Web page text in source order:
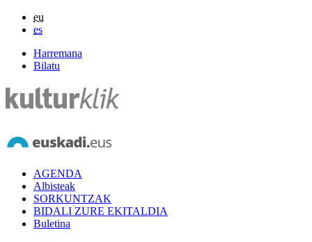
eu
es
Harremana
Bilatu
AGENDA
Albisteak
SORKUNTZAK
BIDALI ZURE EKITALDIA
Buletina